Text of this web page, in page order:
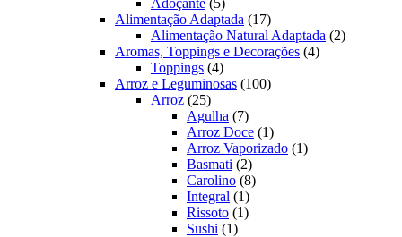
Adoçante 5
produtos
Alimentação Adaptada 1717
produtos
Alimentação Natural Adaptada 22
Aromas, Toppings e Decorações 44
Toppings 44
produtos
Arroz e Leguminosas 100100
Arroz 2525
produtos
Agulha 77
produtos
Arroz Doce 11
produto
Arroz Vaporizado 11
Basmati 22
produtos
Carolino 88
Integral 11
produto
Rissoto 11
Sushi 11